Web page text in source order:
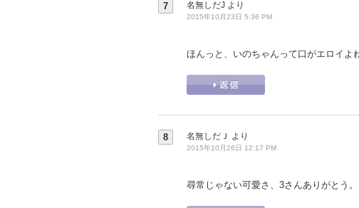
7 名無しだJ より
2015年10月23日 5:36 PM
ほんっと、いのちゃんって口がエロイよ
8 名無しだＪ より
2015年10月26日 12:17 PM
尋常じゃない可愛さ、3さんありがとう。